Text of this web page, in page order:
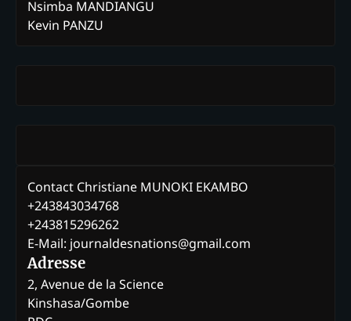
Nsimba MANDIANGU
Kevin PANZU
Contact Christiane MUNOKI EKAMBO
+243843034768
+243815296262
E-Mail: journaldesnations@gmail.com
Adresse
2, Avenue de la Science
Kinshasa/Gombe